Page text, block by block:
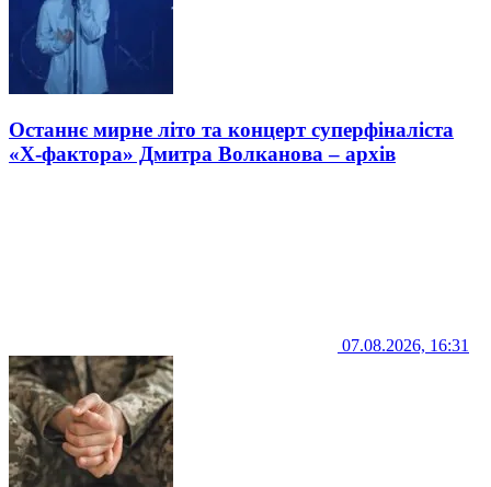
Останнє мирне літо та концерт суперфіналіста
«Х-фактора» Дмитра Волканова – архів
07.08.2026, 16:31